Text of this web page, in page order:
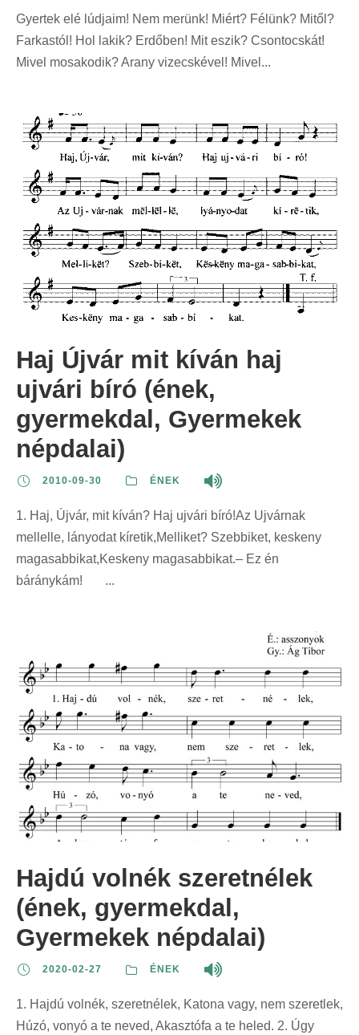
Gyertek elé lúdjaim! Nem merünk! Miért? Félünk? Mitől?
Farkastól! Hol lakik? Erdőben! Mit eszik? Csontocskát!
Mivel mosakodik? Arany vizecskével! Mivel...
Haj Újvár mit kíván haj
ujvári bíró (ének,
gyermekdal, Gyermekek
népdalai)
2010-09-30 ÉNEK
1. Haj, Újvár, mit kíván? Haj ujvári bíró!Az Ujvárnak
mellelle, lányodat kíretik,Melliket? Szebbiket, keskeny
magasabbikat,Keskeny magasabbikat.– Ez én
báránykám! ...
Hajdú volnék szeretnélek
(ének, gyermekdal,
Gyermekek népdalai)
2020-02-27 ÉNEK
1. Hajdú volnék, szeretnélek, Katona vagy, nem szeretlek,
Húzó, vonyó a te neved, Akasztófa a te heled. 2. Úgy